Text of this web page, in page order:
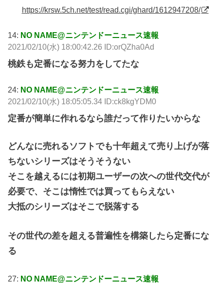
https://krsw.5ch.net/test/read.cgi/ghard/1612947208/
14: NO NAME@ニンテンドーニュース速報
2021/02/10(水) 18:00:42.26 ID:orQZha0Ad
桃鉄も定番になる努力をしてたな
24: NO NAME@ニンテンドーニュース速報
2021/02/10(水) 18:05:05.34 ID:ck8kgYDM0
定番が簡単に作れるなら誰だって作りたいからな
どんなに売れるソフトでも十年超えて売り上げが落
ちないシリーズはそうそうない
そこを越えるには初期ユーザーの次への世代交代が
必要で、そこは惰性では買ってもらえない
大抵のシリーズはそこで脱落する
その世代の差を超える普遍性を構築したら定番にな
る
27: NO NAME@ニンテンドーニュース速報